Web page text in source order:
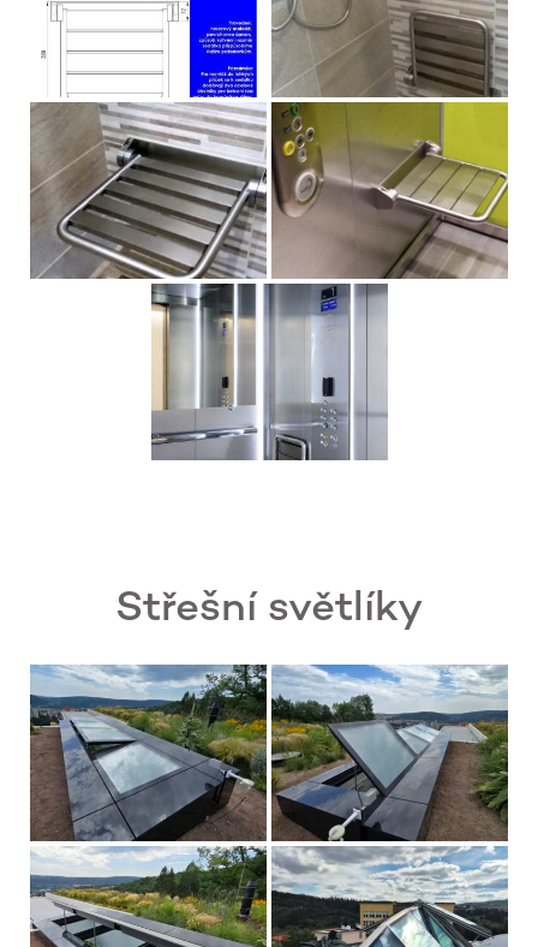
Střešní světlíky